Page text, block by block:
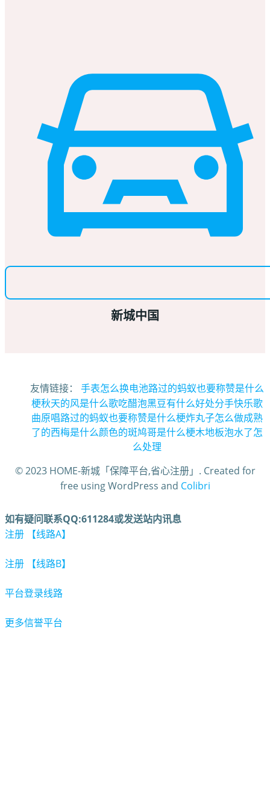
新城中国
友情链接： 手表怎么换电池路过的蚂蚁也要称赞是什么
梗秋天的风是什么歌吃醋泡黑豆有什么好处分手快乐歌
曲原唱路过的蚂蚁也要称赞是什么梗炸丸子怎么做成熟
了的西梅是什么颜色的斑鸠哥是什么梗木地板泡水了怎
么处理
© 2023 HOME-新城「保障平台,省心注册」. Created for
free using WordPress and Colibri
如有疑问联系QQ:611284或发送站内讯息
注册 【线路A】
注册 【线路B】
平台登录线路
更多信誉平台